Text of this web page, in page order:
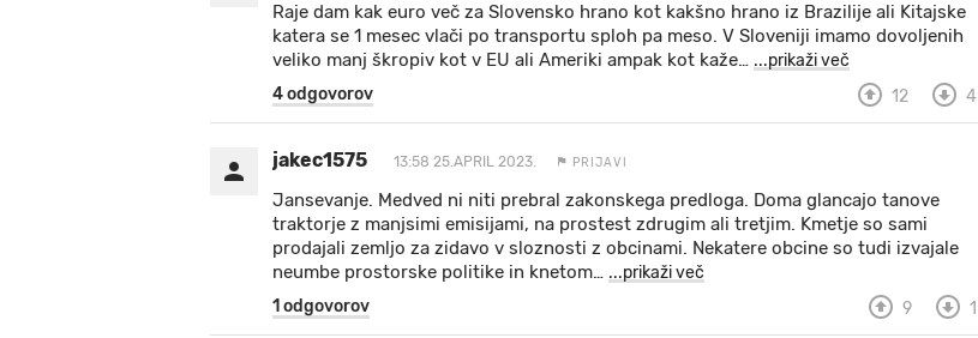
Raje dam kak euro več za Slovensko hrano kot kakšno hrano iz Brazilije ali Kitajske
katera se 1 mesec vlači po transportu sploh pa meso. V Sloveniji imamo dovoljenih
veliko manj škropiv kot v EU ali Ameriki ampak kot kaže… ...prikaži več
4 odgovorov
12 4
jakec1575 13:58 25.APRIL 2023. PRIJAVI
Jansevanje. Medved ni niti prebral zakonskega predloga. Doma glancajo tanove
traktorje z manjsimi emisijami, na prostest zdrugim ali tretjim. Kmetje so sami
prodajali zemljo za zidavo v sloznosti z obcinami. Nekatere obcine so tudi izvajale
neumbe prostorske politike in knetom… ...prikaži več
1 odgovorov
9 1